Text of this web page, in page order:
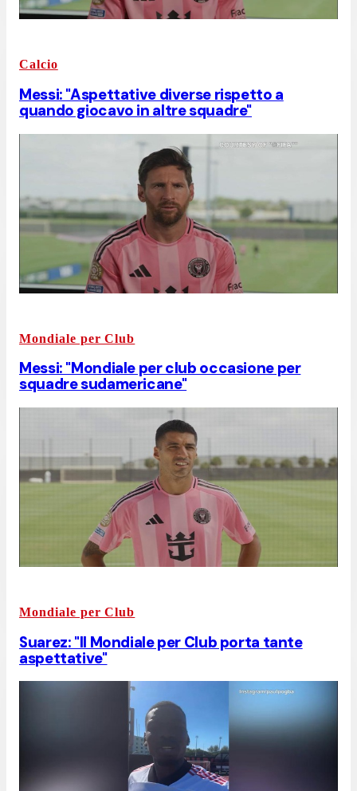
Calcio
Messi: "Aspettative diverse rispetto a
quando giocavo in altre squadre"
Mondiale per Club
Messi: "Mondiale per club occasione per
squadre sudamericane"
Mondiale per Club
Suarez: "Il Mondiale per Club porta tante
aspettative"